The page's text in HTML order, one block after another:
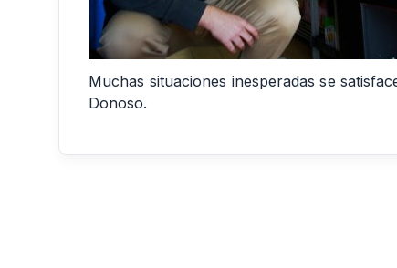
Muchas situaciones inesperadas se
Donoso.